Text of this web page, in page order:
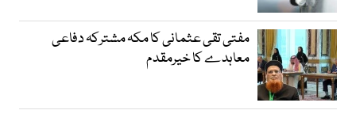
مفتی تقی عثمانی کا مکہ مشترکہ دفاعی
معاہدے کا خیرمقدم